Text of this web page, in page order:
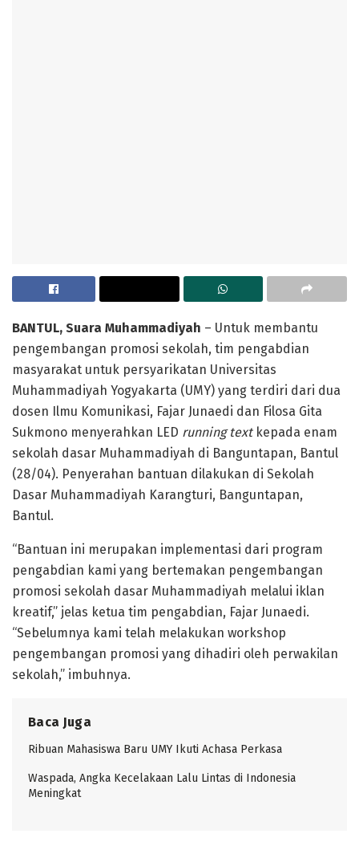
BANTUL, Suara Muhammadiyah – Untuk membantu
pengembangan promosi sekolah, tim pengabdian
masyarakat untuk persyarikatan Universitas
Muhammadiyah Yogyakarta (UMY) yang terdiri dari dua
dosen Ilmu Komunikasi, Fajar Junaedi dan Filosa Gita
Sukmono menyerahkan LED running textkepada enam
sekolah dasar Muhammadiyah di Banguntapan, Bantul
(28/04). Penyerahan bantuan dilakukan di Sekolah
Dasar Muhammadiyah Karangturi, Banguntapan,
Bantul.
“Bantuan ini merupakan implementasi dari program
pengabdian kami yang bertemakan pengembangan
promosi sekolah dasar Muhammadiyah melalui iklan
kreatif,” jelas ketua tim pengabdian, Fajar Junaedi.
“Sebelumnya kami telah melakukan workshop
pengembangan promosi yang dihadiri oleh perwakilan
sekolah,” imbuhnya.
Baca Juga
Ribuan Mahasiswa Baru UMY Ikuti Achasa Perkasa
Waspada, Angka Kecelakaan Lalu Lintas di Indonesia
Meningkat